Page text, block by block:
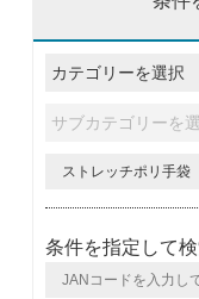
条件を指定して